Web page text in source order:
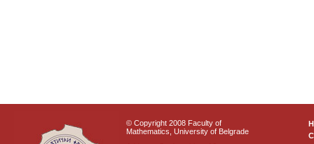
© Copyright 2008 Faculty of
Mathematics, University of Belgrade